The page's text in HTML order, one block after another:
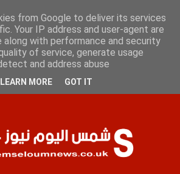
الجمعة 7 أغسطس 2026
الصفحات
from Google to deliver its services
Your IP address and user-agent are
along with performance and security
of service, generate usage
and address abuse.
LEARN MORE GOT IT